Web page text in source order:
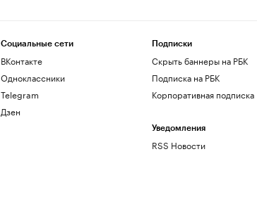
Социальные сети
ВКонтакте
Одноклассники
Telegram
Дзен
Подписки
Скрыть баннеры на РБК
Подписка на РБК
Корпоративная подписка
Уведомления
RSS Новости